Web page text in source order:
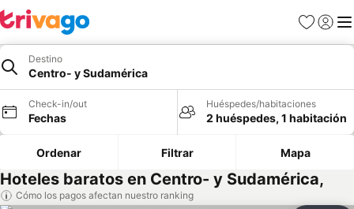
Favoritos
Iniciar
Destino
Centro- y Sudamérica
Check-in/out
Fechas
Huéspedes/habitaciones
2 huéspedes, 1 habitación
Ordenar Filtrar Mapa
Hoteles baratos en Centro- y Sudamérica,
Cómo los pagos afectan nuestro ranking